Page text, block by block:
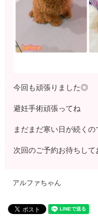
今回も頑張りました◎
避妊手術頑張ってね
まだまだ寒い日が続く
次回のご予約お待ちして
アルファちゃん